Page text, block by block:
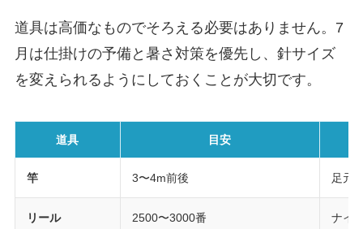
道具は高価なものでそろえる必要はありません。7
月は仕掛けの予備と暑さ対策を優先し、針サイズ
を変えられるようにしておくことが大切です。
道具 目安
竿 3〜4m前後 足元
リール 2500〜3000番 ナイ